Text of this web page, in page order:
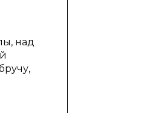
над